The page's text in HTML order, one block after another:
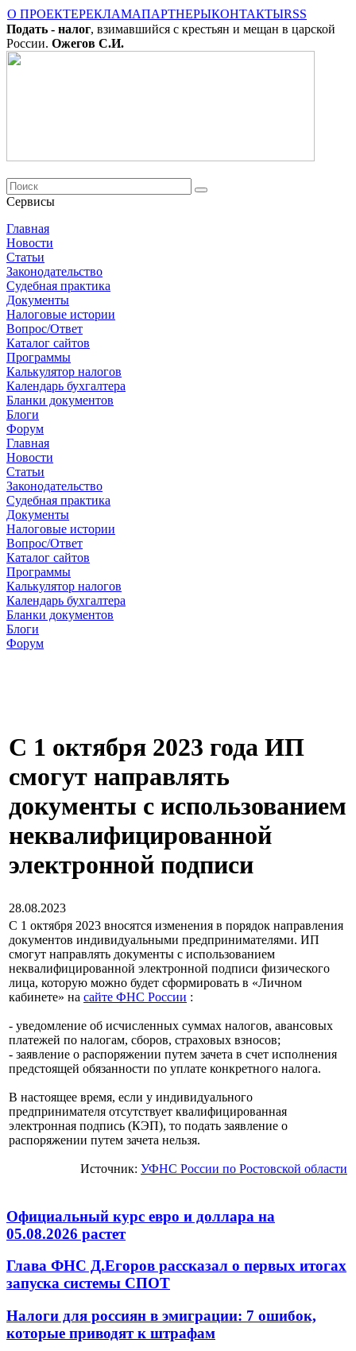
О ПРОЕКТЕРЕКЛАМАПАРТНЕРЫКОНТАКТЫRSS
Подать - налог, взимавшийся с крестьян и мещан в царской
России. Ожегов С.И.
Сервисы
Главная
Новости
Cтатьи
Законодательство
Судебная практика
Документы
Налоговые истории
Вопрос/Ответ
Каталог сайтов
Программы
Калькулятор налогов
Календарь бухгалтера
Бланки документов
Блоги
Форум
Главная
Новости
Cтатьи
Законодательство
Судебная практика
Документы
Налоговые истории
Вопрос/Ответ
Каталог сайтов
Программы
Калькулятор налогов
Календарь бухгалтера
Бланки документов
Блоги
Форум
С 1 октября 2023 года ИП
смогут направлять
документы с использованием
неквалифицированной
электронной подписи
28.08.2023
С 1 октября 2023 вносятся изменения в порядок направления
документов индивидуальными предпринимателями. ИП
смогут направлять документы с использованием
неквалифицированной электронной подписи физического
лица, которую можно будет сформировать в «Личном
кабинете» на сайте ФНС России :
- уведомление об исчисленных суммах налогов, авансовых
платежей по налогам, сборов, страховых взносов;
- заявление о распоряжении путем зачета в счет исполнения
предстоящей обязанности по уплате конкретного налога.
В настоящее время, если у индивидуального
предпринимателя отсутствует квалифицированная
электронная подпись (КЭП), то подать заявление о
распоряжении путем зачета нельзя.
Источник: УФНС России по Ростовской области
Официальный курс евро и доллара на
05.08.2026 растет
Глава ФНС Д.Егоров рассказал о первых итогах
запуска системы СПОТ
Налоги для россиян в эмиграции: 7 ошибок,
которые приводят к штрафам